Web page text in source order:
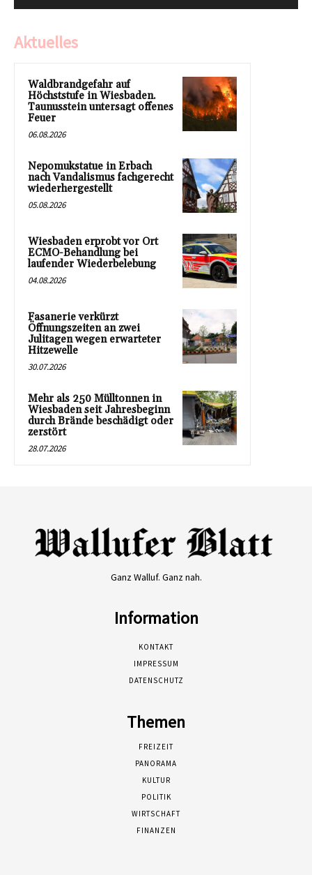
Aktuelles
Waldbrandgefahr auf
Höchststufe in Wiesbaden.
Taunusstein untersagt offenes
Feuer
06.08.2026
Nepomukstatue in Erbach
nach Vandalismus fachgerecht
wiederhergestellt
05.08.2026
Wiesbaden erprobt vor Ort
ECMO-Behandlung bei
laufender Wiederbelebung
04.08.2026
Fasanerie verkürzt
Öffnungszeiten an zwei
Julitagen wegen erwarteter
Hitzewelle
30.07.2026
Mehr als 250 Mülltonnen in
Wiesbaden seit Jahresbeginn
durch Brände beschädigt oder
zerstört
28.07.2026
Ganz Walluf. Ganz nah.
Information
KONTAKT
IMPRESSUM
DATENSCHUTZ
Themen
FREIZEIT
PANORAMA
KULTUR
POLITIK
WIRTSCHAFT
FINANZEN